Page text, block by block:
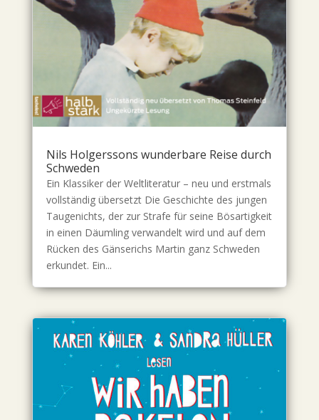
Nils Holgerssons wunderbare Reise durch
Schweden
Ein Klassiker der Weltliteratur – neu und erstmals
vollständig übersetzt Die Geschichte des jungen
Taugenichts, der zur Strafe für seine Bösartigkeit
in einen Däumling verwandelt wird und auf dem
Rücken des Gänserichs Martin ganz Schweden
erkundet. Ein...